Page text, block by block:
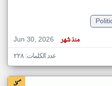
Jun 30, 2026
منذ شهر
عدد الكلمات: ٢٢٨